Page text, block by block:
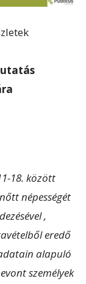
18. között
népességét
,
eredő
alapuló
személyek